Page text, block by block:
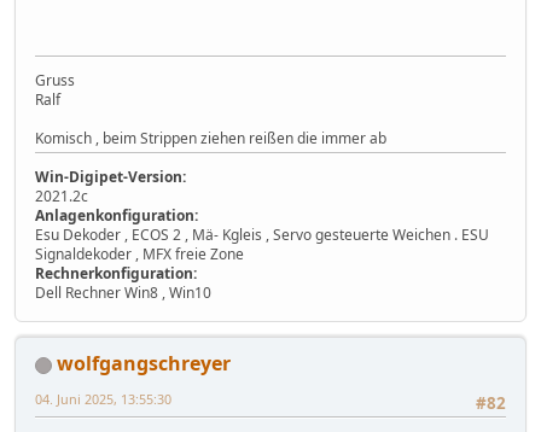
Gruss
Ralf
Komisch , beim Strippen ziehen reißen die immer ab
Win-Digipet-Version:
2021.2c
Anlagenkonfiguration:
Esu Dekoder , ECOS 2 , Mä- Kgleis , Servo gesteuerte Weichen . ESU
Signaldekoder , MFX freie Zone
Rechnerkonfiguration:
Dell Rechner Win8 , Win10
wolfgangschreyer
#82
04. Juni 2025, 13:55:30